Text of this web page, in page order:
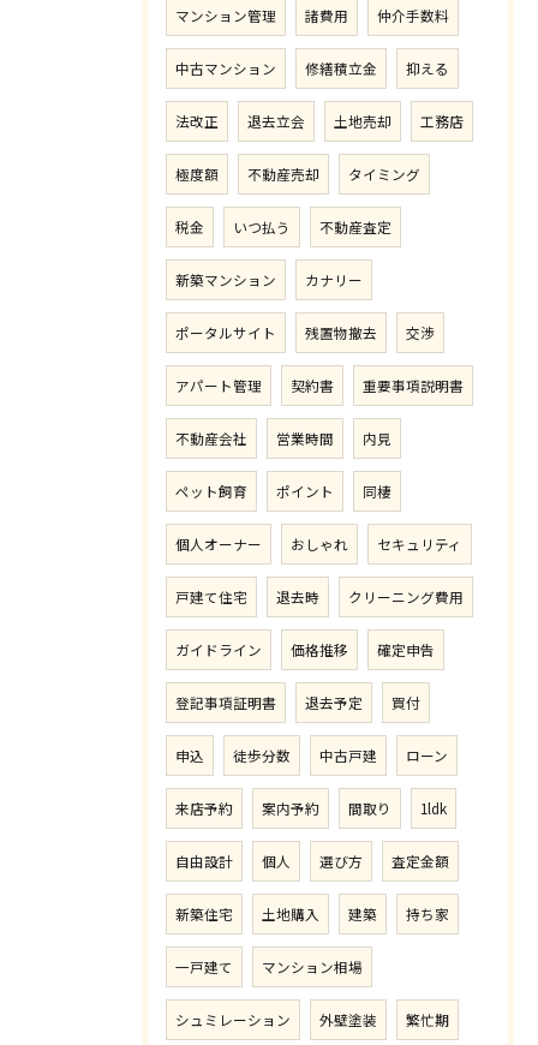
マンション管理 諸費用 仲介手数料
中古マンション 修繕積立金 抑える
法改正 退去立会 土地売却 工務店
極度額 不動産売却 タイミング
税金 いつ払う 不動産査定
新築マンション カナリー
ポータルサイト 残置物撤去 交渉
アパート管理 契約書 重要事項説明書
不動産会社 営業時間 内見
ペット飼育 ポイント 同棲
個人オーナー おしゃれ セキュリティ
戸建て住宅 退去時 クリーニング費用
ガイドライン 価格推移 確定申告
登記事項証明書 退去予定 買付
申込 徒歩分数 中古戸建 ローン
来店予約 案内予約 間取り 1ldk
自由設計 個人 選び方 査定金額
新築住宅 土地購入 建築 持ち家
一戸建て マンション相場
シュミレーション 外壁塗装 繁忙期